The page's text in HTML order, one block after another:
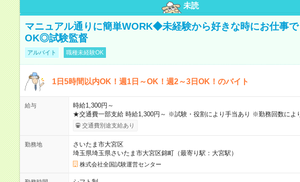
未読
マニュアル通りに簡単WORK◆未経験から好きな時にお仕事
OK◎試験監督
アルバイト 職種未経験OK
1日5時間以内OK！週1日～OK！週2～3日OK！のバイト
給与
時給1,300円～
★交通費一部支給 時給1,300円～ ※試験・役割により手当あり ※勤務回数によ
交通費別途支給あり
勤務地
さいたま市大宮区
埼玉県埼玉県さいたま市大宮区錦町（最寄り駅：大宮駅）
株式会社全国試験運営センター